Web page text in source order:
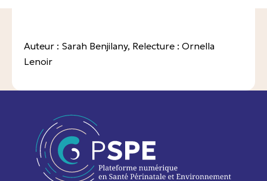
Auteur : Sarah Benjilany, Relecture : Ornella
Lenoir